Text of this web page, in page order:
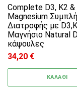
Complete D3, K2 &
Magnesium
Διατροφής με
Μαγνήσιο Natural
κάψουλες
34,20 €
ΚΑΛΑΘΙ